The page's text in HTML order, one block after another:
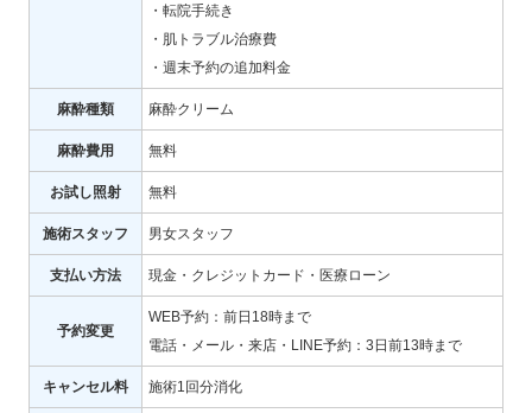
・転院手続き
・肌トラブル治療費
・週末予約の追加料金
麻酔種類 麻酔クリーム
麻酔費用 無料
お試し照射 無料
施術スタッフ 男女スタッフ
支払い方法 現金・クレジットカード・医療ローン
予約変更
WEB予約：前日18時まで
電話・メール・来店・LINE予約：3日前13時まで
キャンセル料 施術1回分消化